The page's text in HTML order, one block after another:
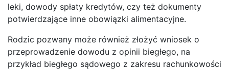
leki, dowody spłaty kredytów, czy też dokumenty
potwierdzające inne obowiązki alimentacyjne.
Rodzic pozwany może również złożyć wniosek o
przeprowadzenie dowodu z opinii biegłego, na
przykład biegłego sądowego z zakresu rachunkowości